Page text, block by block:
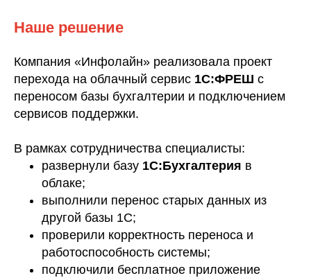
Наше решение
Компания «Инфолайн» реализовала проект
перехода на облачный сервис 1С:ФРЕШ с
переносом базы бухгалтерии и подключением
сервисов поддержки.
В рамках сотрудничества специалисты:
развернули базу 1С:Бухгалтерия в
облаке;
выполнили перенос старых данных из
другой базы 1С;
проверили корректность переноса и
работоспособность системы;
подключили бесплатное приложение